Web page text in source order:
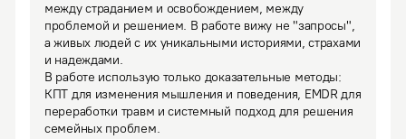
между страданием и освобождением, между
проблемой и решением. В работе вижу не "запросы",
а живых людей с их уникальными историями, страхами
и надеждами.
В работе использую только доказательные методы:
КПТ для изменения мышления и поведения, EMDR для
переработки травм и системный подход для решения
семейных проблем.